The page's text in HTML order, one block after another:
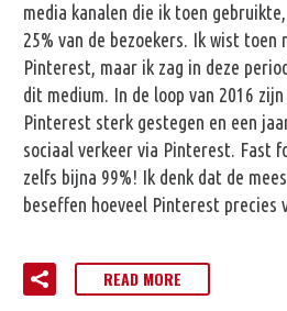
media kanalen die ik toen
25% van de bezoekers. Ik wist toen
Pinterest, maar ik zag in deze
dit medium. In de loop van 2016
Pinterest sterk gestegen en een
sociaal verkeer via Pinterest. Fast
zelfs bijna 99%! Ik denk dat de
beseffen hoeveel Pinterest precies
READ MORE